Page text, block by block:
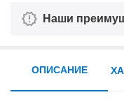
Наши
ОПИСАНИЕ